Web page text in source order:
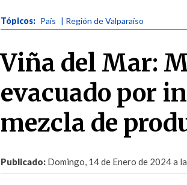
Tópicos: País | Región de Valparaíso
Viña del Mar:
evacuado por
mezcla de
Publicado: Domingo, 14 de Enero de 2024 a